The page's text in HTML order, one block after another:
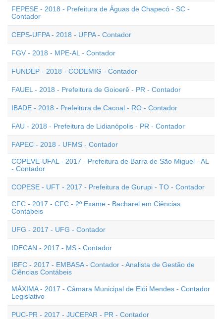
FEPESE - 2018 - Prefeitura de Águas de Chapecó - SC -
Contador
CEPS-UFPA - 2018 - UFPA - Contador
FGV - 2018 - MPE-AL - Contador
FUNDEP - 2018 - CODEMIG - Contador
FAUEL - 2018 - Prefeitura de Goioerê - PR - Contador
IBADE - 2018 - Prefeitura de Cacoal - RO - Contador
FAU - 2018 - Prefeitura de Lidianópolis - PR - Contador
FAPEC - 2018 - UFMS - Contador
COPEVE-UFAL - 2017 - Prefeitura de Barra de São Miguel - AL
- Contador
COPESE - UFT - 2017 - Prefeitura de Gurupi - TO - Contador
CFC - 2017 - CFC - 2º Exame - Bacharel em Ciências
Contábeis
UFG - 2017 - UFG - Contador
IDECAN - 2017 - MS - Contador
IBFC - 2017 - EMBASA - Contador - Analista de Gestão de
Ciências Contábeis
MÁXIMA - 2017 - Câmara Municipal de Elói Mendes - Contador
Legislativo
PUC-PR - 2017 - JUCEPAR - PR - Contador